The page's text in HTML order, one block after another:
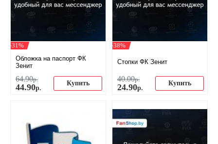
-31%
Обложка на паспорт ФК
Зенит
64.90р.
44.90р.
Купить
-38%
Стопки ФК Зенит
40.00р.
24.90р.
Купить